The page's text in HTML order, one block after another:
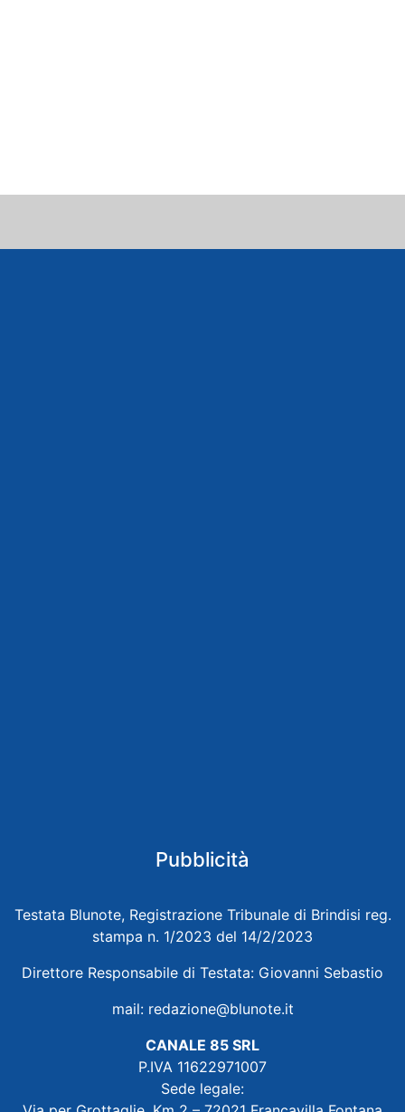
Pubblicità
Testata Blunote, Registrazione Tribunale di Brindisi reg.
stampa n. 1/2023 del 14/2/2023
Direttore Responsabile di Testata: Giovanni Sebastio
mail: redazione@blunote.it
CANALE 85 SRL
P.IVA 11622971007
Sede legale: